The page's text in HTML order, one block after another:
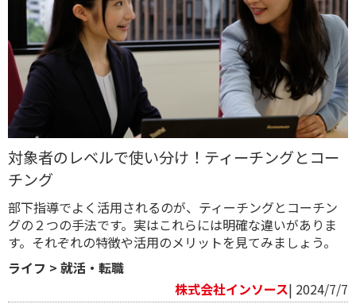
対象者のレベルで使い分け！ティーチングとコー
チング
部下指導でよく活用されるのが、ティーチングとコーチン
グの２つの手法です。実はこれらには明確な違いがありま
す。それぞれの特徴や活用のメリットを見てみましょう。
ライフ > 就活・転職
株式会社インソース| 2024/7/7